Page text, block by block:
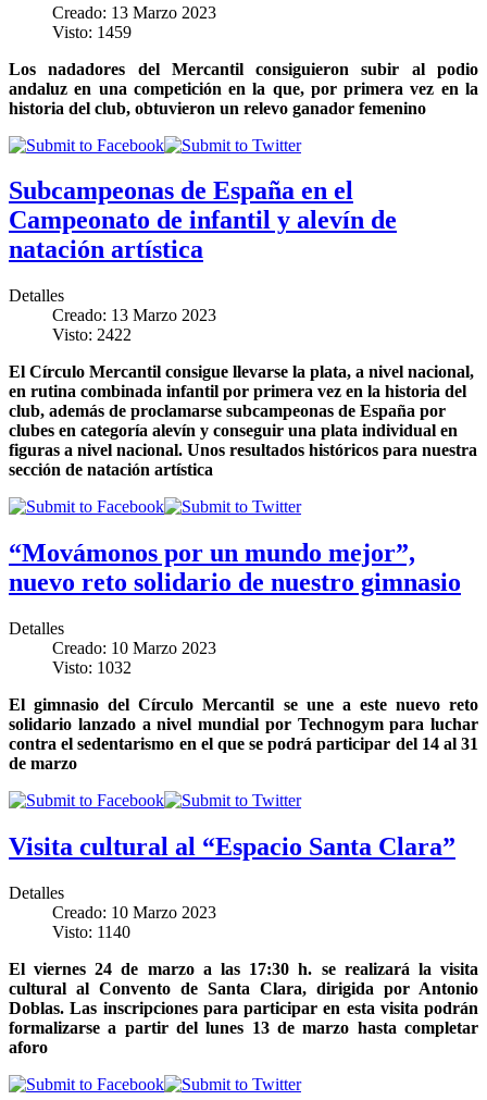
Creado: 13 Marzo 2023
Visto: 1459
Los nadadores del Mercantil consiguieron subir al podio
andaluz en una competición en la que, por primera vez en la
historia del club, obtuvieron un relevo ganador femenino
Subcampeonas de España en el
Campeonato de infantil y alevín de
natación artística
Detalles
Creado: 13 Marzo 2023
Visto: 2422
El Círculo Mercantil consigue llevarse la plata, a nivel nacional,
en rutina combinada infantil por primera vez en la historia del
club, además de proclamarse subcampeonas de España por
clubes en categoría alevín y conseguir una plata individual en
figuras a nivel nacional. Unos resultados históricos para nuestra
sección de natación artística
“Movámonos por un mundo mejor”,
nuevo reto solidario de nuestro gimnasio
Detalles
Creado: 10 Marzo 2023
Visto: 1032
El gimnasio del Círculo Mercantil se une a este nuevo reto
solidario lanzado a nivel mundial por Technogym para luchar
contra el sedentarismo en el que se podrá participar del 14 al 31
de marzo
Visita cultural al “Espacio Santa Clara”
Detalles
Creado: 10 Marzo 2023
Visto: 1140
El viernes 24 de marzo a las 17:30 h. se realizará la visita
cultural al Convento de Santa Clara, dirigida por Antonio
Doblas.Las inscripciones para participar en esta visita podrán
formalizarse a partir del lunes 13 de marzo hasta completar
aforo